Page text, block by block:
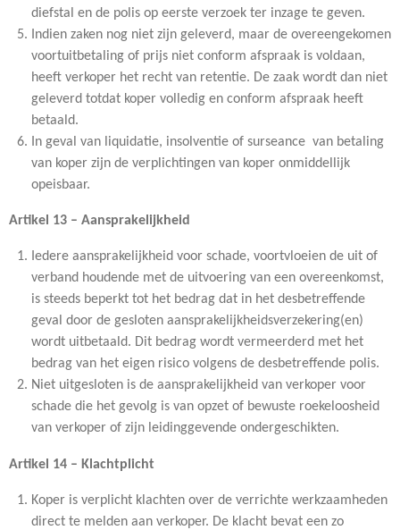
diefstal en de polis op eerste verzoek ter inzage te geven.
Indien zaken nog niet zijn geleverd, maar de overeengekomen
voortuitbetaling of prijs niet conform afspraak is voldaan,
heeft verkoper het recht van retentie. De zaak wordt dan niet
geleverd totdat koper volledig en conform afspraak heeft
betaald.
In geval van liquidatie, insolventie of surseance van betaling
van koper zijn de verplichtingen van koper onmiddellijk
opeisbaar.
Artikel 13 – Aansprakelijkheid
Iedere aansprakelijkheid voor schade, voortvloeien de uit of
verband houdende met de uitvoering van een overeenkomst,
is steeds beperkt tot het bedrag dat in het desbetreffende
geval door de gesloten aansprakelijkheidsverzekering(en)
wordt uitbetaald. Dit bedrag wordt vermeerderd met het
bedrag van het eigen risico volgens de desbetreffende polis.
Niet uitgesloten is de aansprakelijkheid van verkoper voor
schade die het gevolg is van opzet of bewuste roekeloosheid
van verkoper of zijn leidinggevende ondergeschikten.
Artikel 14 – Klachtplicht
Koper is verplicht klachten over de verrichte werkzaamheden
direct te melden aan verkoper. De klacht bevat een zo